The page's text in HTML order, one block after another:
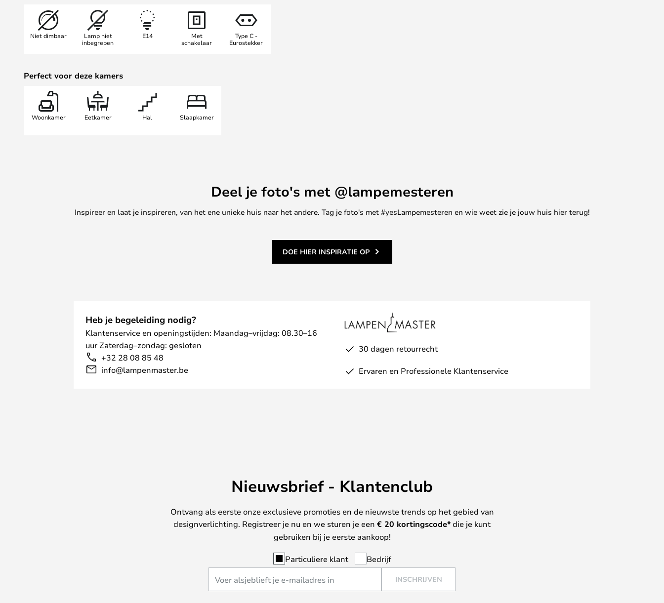
in uw huis plaatsen, bijvoorbeeld naast de bank, op de vensterbank
of in een gang, om maar een paar voor de hand liggende plaatsen
te noemen. De wandlamp wordt geleverd met een 200 cm lange
Niet dimbaar
Lamp niet
inbegrepen
E14
Met
schakelaar
Type C -
Eurostekker
Perfect voor deze kamers
Woonkamer Eetkamer Hal Slaapkamer
Deel je foto's met @lampemesteren
Inspireer en laat je inspireren, van het ene unieke huis naar het andere. Tag je foto's met #yesLampemesteren en wie weet zie je jouw huis hier terug!
DOE HIER INSPIRATIE OP
Heb je begeleiding nodig?
Klantenservice en openingstijden: Maandag–vrijdag: 08.30–16
uur Zaterdag–zondag: gesloten
+32 28 08 85 48
info@lampenmaster.be
30 dagen retourrecht
Ervaren en Professionele Klantenservice
Nieuwsbrief - Klantenclub
Ontvang als eerste onze exclusieve promoties en de nieuwste trends op het gebied van
designverlichting. Registreer je nu en we sturen je een € 20 kortingscode*die je kunt
gebruiken bij je eerste aankoop!
Particuliere klant Bedrijf
INSCHRIJVEN